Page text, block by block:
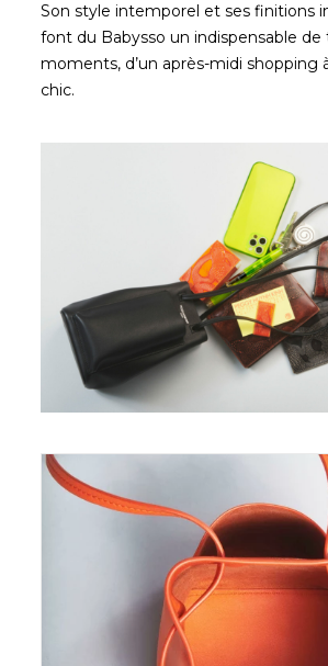
Son style intemporel et ses finitions
font du Babysso un indispensable de
moments, d’un après-midi shopping
chic.